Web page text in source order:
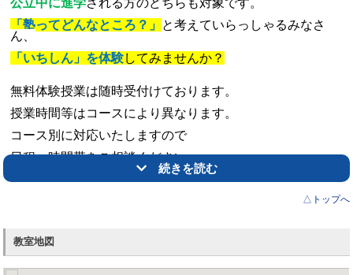
公立中に進学される方のどちらも対象です。
「塾ってどんなところ？」 と考えていらっしゃるみなさ
ん、
「いちしん」を体験してみませんか？
無料体験授業は随時受付けております。
授業時間等はコースにより異なります。
コース別に対応いたしますので
日程・時間帯をご相談ください。
続きを読む
△トップへ
教室地図